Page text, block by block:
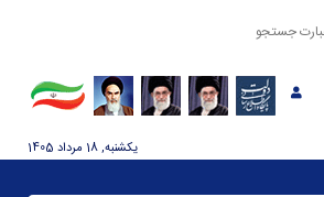
يکشنبه, 18 مرداد 1405